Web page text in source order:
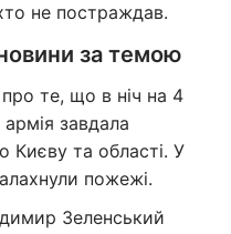
не постраждав.
за темою
те, що в ніч на 4
завдала
Києву та області. У
пожежі.
Зеленський